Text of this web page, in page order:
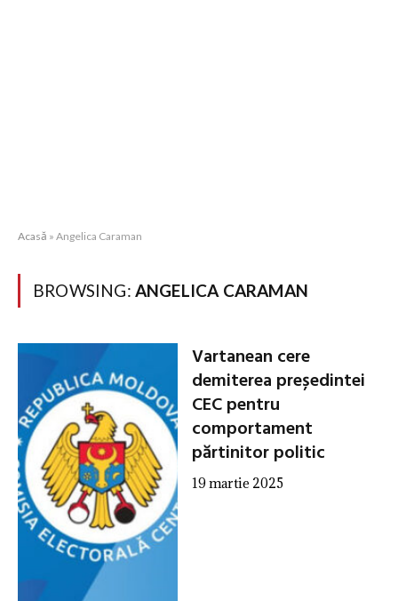
Acasă » Angelica Caraman
BROWSING: ANGELICA CARAMAN
Vartanean cere
demiterea președintei
CEC pentru
comportament
părtinitor politic
19 martie 2025